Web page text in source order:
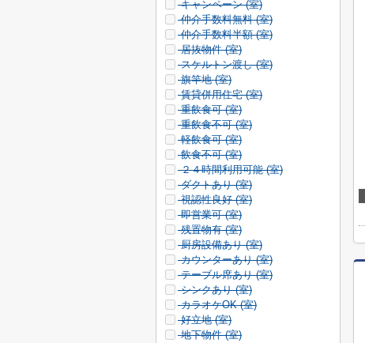
キャンペーン (室)
仲介手数料無料 (室)
仲介手数料半額 (室)
居抜物件 (室)
スケルトン渡し (室)
旗竿地 (室)
賃貸併用住宅 (室)
重飲食可 (室)
重飲食不可 (室)
軽飲食可 (室)
飲食不可 (室)
２４時間利用可能 (室)
ダクトあり (室)
視認性良好 (室)
即営業可 (室)
残置物有 (室)
厨房設備あり (室)
カウンターあり (室)
テーブル席あり (室)
シンクあり (室)
カラオケOK (室)
好立地 (室)
地下物件 (室)